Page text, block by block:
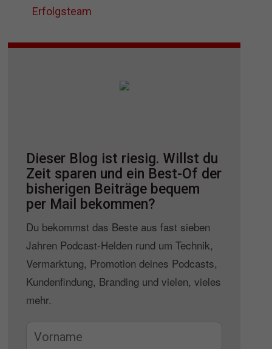
Erfolgsteam
Dieser Blog ist riesig. Willst du
Zeit sparen und ein Best-Of der
bisherigen Beiträge bequem
per Mail bekommen?
Du bekommst das Beste aus fast sieben
Jahren Podcast-Helden rund um Technik,
Vermarktung, Promotion deines Podcasts,
Kundenfindung, Branding und vielen, vieles
mehr.